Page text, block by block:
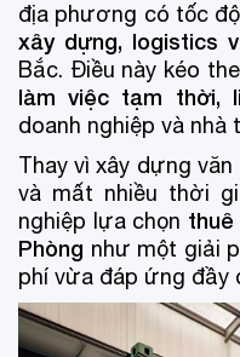
địa phương có tốc
xây dựng, logistics
Bắc. Điều này kéo
làm việc tạm thời,
doanh nghiệp và nhà
Thay vì xây dựng
và mất nhiều thời
nghiệp lựa chọn thuê
Phòng như một giải
phí vừa đáp ứng đầy